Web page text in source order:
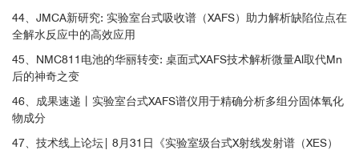
44、JMCA新研究: 实验室台式吸收谱（XAFS）助力解析缺陷位点在
全解水反应中的高效应用
45、NMC811电池的华丽转变: 桌面式XAFS技术解析微量Al取代Mn
后的神奇之变
46、成果速递丨实验室台式XAFS谱仪用于精确分析多组分固体氧化
物成分
47、技术线上论坛| 8月31日《实验室级台式X射线发射谱（XES）